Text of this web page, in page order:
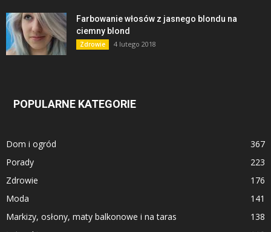
Farbowanie włosów z jasnego blondu na
ciemny blond
Zdrowie 4 lutego 2018
POPULARNE KATEGORIE
Dom i ogród
367
Porady
223
Zdrowie
176
Moda
141
Markizy, osłony, maty balkonowe i na taras
138